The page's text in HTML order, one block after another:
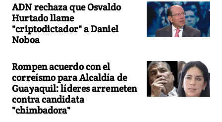
ADN rechaza que Osvaldo
Hurtado llame
"criptodictador" a Daniel
Noboa
Rompen acuerdo con el
correísmo para Alcaldía de
Guayaquil: líderes arremeten
contra candidata
"chimbadora"